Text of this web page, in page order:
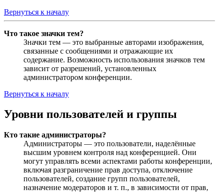
Вернуться к началу
Что такое значки тем?
Значки тем — это выбранные авторами изображения,
связанные с сообщениями и отражающие их
содержание. Возможность использования значков тем
зависит от разрешений, установленных
администратором конференции.
Вернуться к началу
Уровни пользователей и группы
Кто такие администраторы?
Администраторы — это пользователи, наделённые
высшим уровнем контроля над конференцией. Они
могут управлять всеми аспектами работы конференции,
включая разграничение прав доступа, отключение
пользователей, создание групп пользователей,
назначение модераторов и т. п., в зависимости от прав,